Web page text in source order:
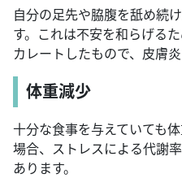
自分の足先や脇腹を舐め続
す。これは不安を和らげる
カレートしたもので、皮膚
体重減少
十分な食事を与えていても
場合、ストレスによる代謝
あります。